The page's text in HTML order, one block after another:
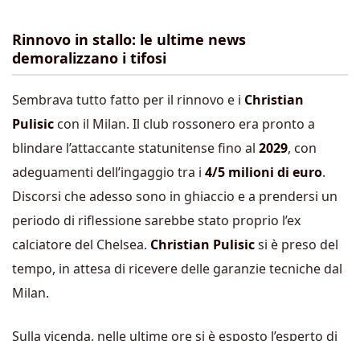
Rinnovo in stallo: le ultime news
demoralizzano i tifosi
Sembrava tutto fatto per il rinnovo e i Christian
Pulisic con il Milan. Il club rossonero era pronto a
blindare l’attaccante statunitense fino al 2029, con
adeguamenti dell’ingaggio tra i 4/5 milioni di euro.
Discorsi che adesso sono in ghiaccio e a prendersi un
periodo di riflessione sarebbe stato proprio l’ex
calciatore del Chelsea. Christian Pulisicsi è preso del
tempo, in attesa di ricevere delle garanzie tecniche dal
Milan.
Sulla vicenda, nelle ultime ore si è esposto l’esperto di